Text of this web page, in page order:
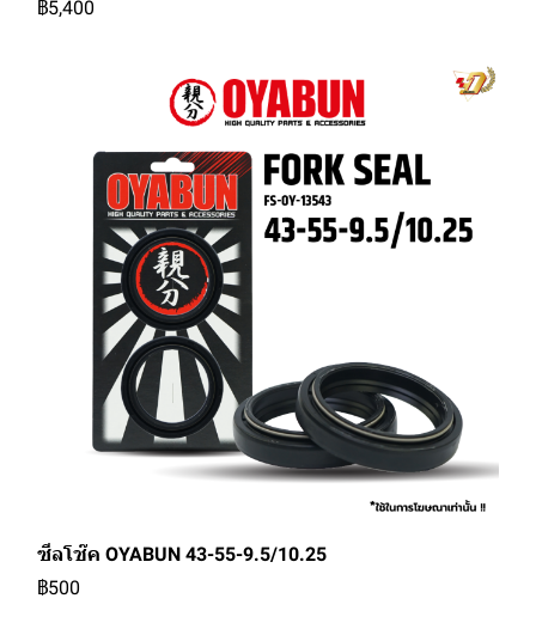
฿5,400
ซีลโช๊ค OYABUN 43-55-9.5/10.25
฿500